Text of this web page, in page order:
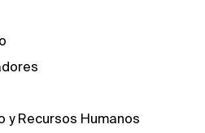
y Recursos Humanos